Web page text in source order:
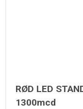
RØD LED
1300mcd